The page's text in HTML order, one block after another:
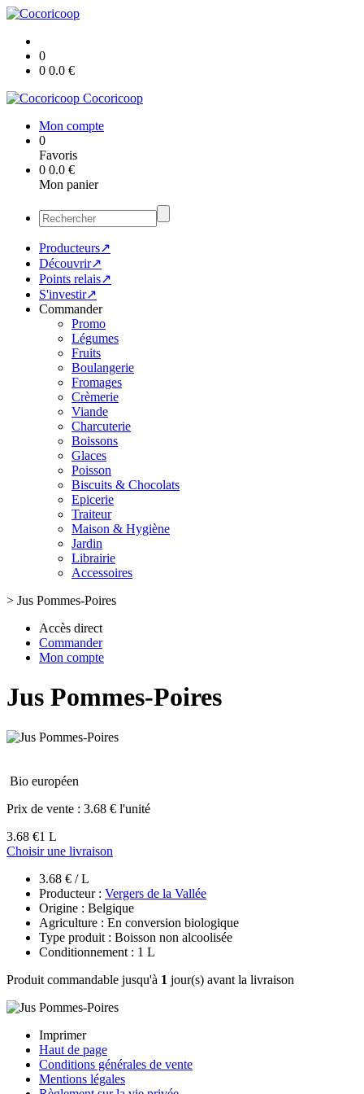
0
0 0.0 €
Cocoricoop
Mon compte
0
Favoris
0 0.0 €
Mon panier
Producteurs↗
Découvrir↗
Points relais↗
S'investir↗
Commander
Promo
Légumes
Fruits
Boulangerie
Fromages
Crèmerie
Viande
Charcuterie
Boissons
Glaces
Poisson
Biscuits & Chocolats
Epicerie
Traiteur
Maison & Hygiène
Jardin
Librairie
Accessoires
> Jus Pommes-Poires
Accès direct
Commander
Mon compte
Jus Pommes-Poires
Bio européen
Prix de vente : 3.68 € l'unité
3.68 €1 L
Choisir une livraison
3.68 € / L
Producteur : Vergers de la Vallée
Origine : Belgique
Agriculture : En conversion biologique
Type produit : Boisson non alcoolisée
Conditionnement : 1 L
Produit commandable jusqu'à 1 jour(s) avant la livraison
Imprimer
Haut de page
Conditions générales de vente
Mentions légales